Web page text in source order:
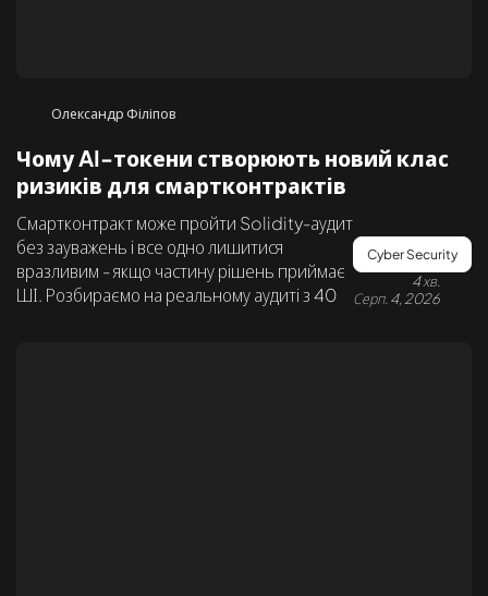
Олександр Філіпов
Чому AI-токени створюють новий клас
ризиків для смартконтрактів
Смартконтракт може пройти Solidity-аудит
без зауважень і все одно лишитися
вразливим - якщо частину рішень приймає
ШІ. Розбираємо на реальному аудиті з 40
Cyber Security
4 хв.
Серп. 4, 2026